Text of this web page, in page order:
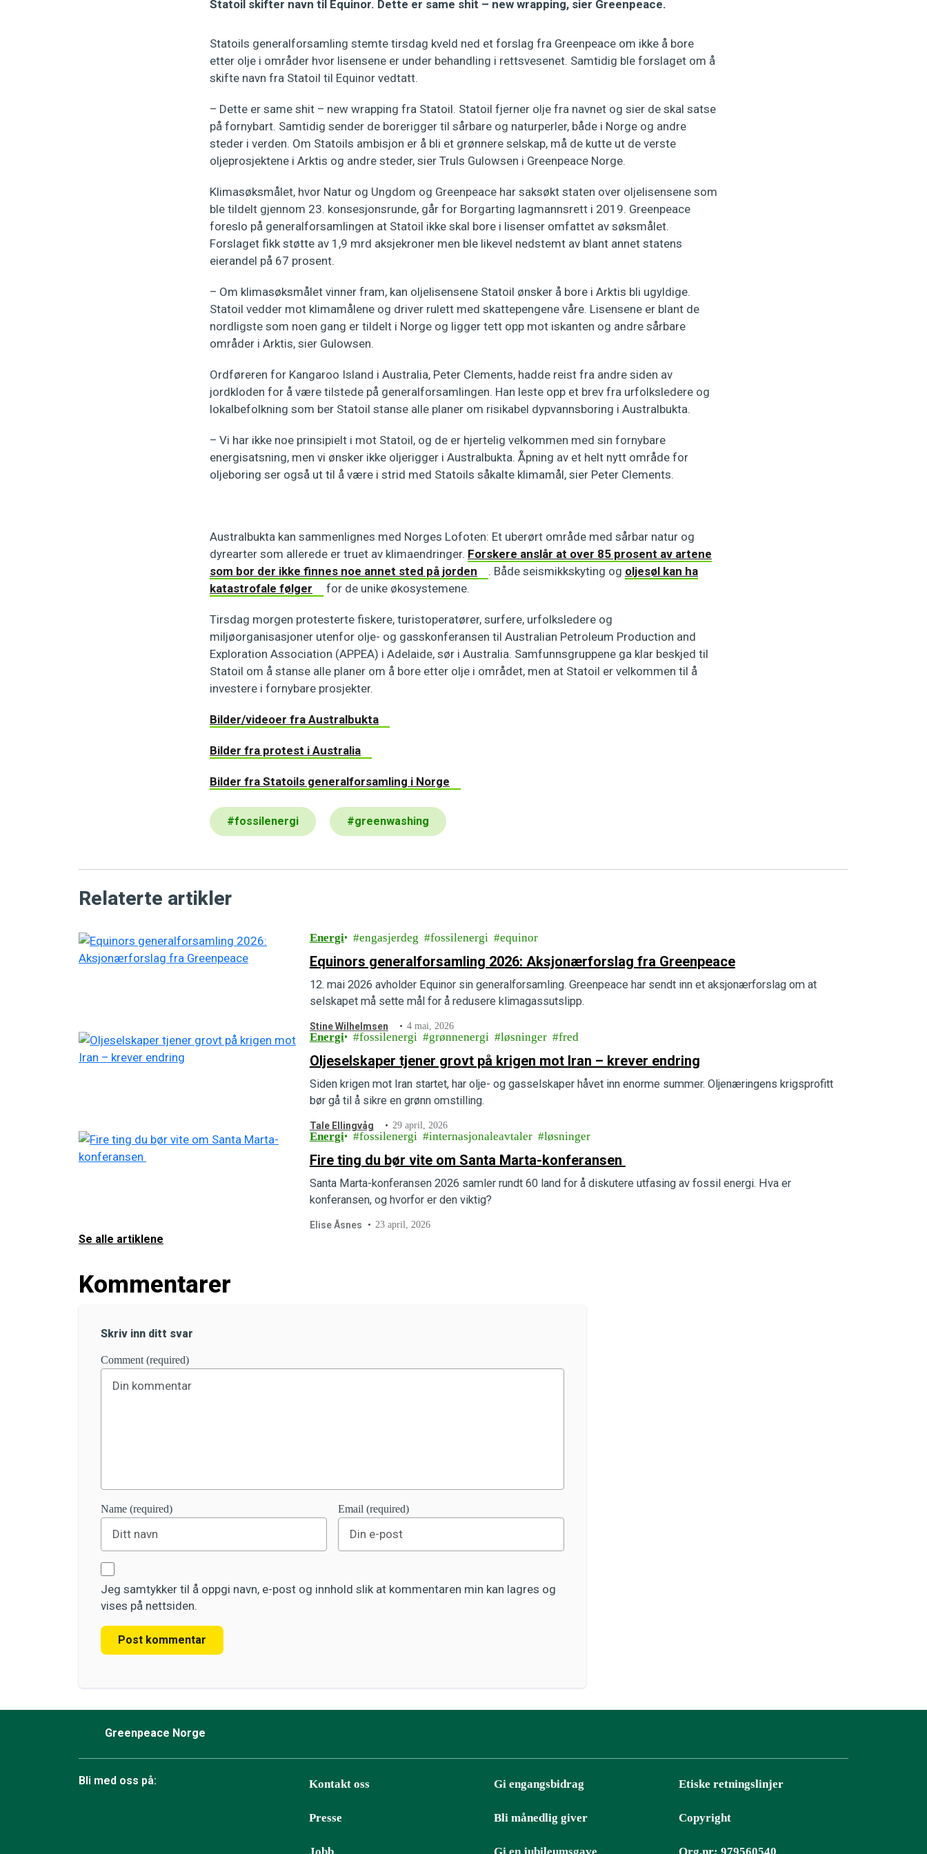
Statoil skifter navn til Equinor. Dette er same shit – new wrapping, sier Greenpeace.
Statoils generalforsamling stemte tirsdag kveld ned et forslag fra Greenpeace om ikke å bore
etter olje i områder hvor lisensene er under behandling i rettsvesenet. Samtidig ble forslaget om å
skifte navn fra Statoil til Equinor vedtatt.
– Dette er same shit – new wrapping fra Statoil. Statoil fjerner olje fra navnet og sier de skal satse
på fornybart. Samtidig sender de borerigger til sårbare og naturperler, både i Norge og andre
steder i verden. Om Statoils ambisjon er å bli et grønnere selskap, må de kutte ut de verste
oljeprosjektene i Arktis og andre steder, sier Truls Gulowsen i Greenpeace Norge.
Klimasøksmålet, hvor Natur og Ungdom og Greenpeace har saksøkt staten over oljelisensene som
ble tildelt gjennom 23. konsesjonsrunde, går for Borgarting lagmannsrett i 2019. Greenpeace
foreslo på generalforsamlingen at Statoil ikke skal bore i lisenser omfattet av søksmålet.
Forslaget fikk støtte av 1,9 mrd aksjekroner men ble likevel nedstemt av blant annet statens
eierandel på 67 prosent.
– Om klimasøksmålet vinner fram, kan oljelisensene Statoil ønsker å bore i Arktis bli ugyldige.
Statoil vedder mot klimamålene og driver rulett med skattepengene våre. Lisensene er blant de
nordligste som noen gang er tildelt i Norge og ligger tett opp mot iskanten og andre sårbare
områder i Arktis, sier Gulowsen.
Ordføreren for Kangaroo Island i Australia, Peter Clements, hadde reist fra andre siden av
jordkloden for å være tilstede på generalforsamlingen. Han leste opp et brev fra urfolksledere og
lokalbefolkning som ber Statoil stanse alle planer om risikabel dypvannsboring i Australbukta.
– Vi har ikke noe prinsipielt i mot Statoil, og de er hjertelig velkommen med sin fornybare
energisatsning, men vi ønsker ikke oljerigger i Australbukta. Åpning av et helt nytt område for
oljeboring ser også ut til å være i strid med Statoils såkalte klimamål, sier Peter Clements.
Australbukta kan sammenlignes med Norges Lofoten: Et uberørt område med sårbar natur og
dyrearter som allerede er truet av klimaendringer. Forskere anslår at over 85 prosent av artene
som bor der ikke finnes noe annet sted på jorden
. Både seismikkskyting og oljesøl kan ha
katastrofale følger
for de unike økosystemene.
Tirsdag morgen protesterte fiskere, turistoperatører, surfere, urfolksledere og
miljøorganisasjoner utenfor olje- og gasskonferansen til Australian Petroleum Production and
Exploration Association (APPEA) i Adelaide, sør i Australia. Samfunnsgruppene ga klar beskjed til
Statoil om å stanse alle planer om å bore etter olje i området, men at Statoil er velkommen til å
investere i fornybare prosjekter.
Bilder/videoer fra Australbukta
Bilder fra protest i Australia
Bilder fra Statoils generalforsamling i Norge
#fossilenergi #greenwashing
Relaterte artikler
Energi engasjerdeg fossilenergi equinor
Equinors generalforsamling 2026: Aksjonærforslag fra Greenpeace
12. mai 2026 avholder Equinor sin generalforsamling. Greenpeace har sendt inn et aksjonærforslag om at
selskapet må sette mål for å redusere klimagassutslipp.
Stine Wilhelmsen 4 mai, 2026
Energi fossilenergi grønnenergi løsninger fred
Oljeselskaper tjener grovt på krigen mot Iran – krever endring
Siden krigen mot Iran startet, har olje- og gasselskaper håvet inn enorme summer. Oljenæringens krigsprofitt
bør gå til å sikre en grønn omstilling.
Tale Ellingvåg 29 april, 2026
Energi fossilenergi internasjonaleavtaler løsninger
Fire ting du bør vite om Santa Marta-konferansen
Santa Marta-konferansen 2026 samler rundt 60 land for å diskutere utfasing av fossil energi. Hva er
konferansen, og hvorfor er den viktig?
Elise Åsnes 23 april, 2026
Se alle artiklene
Kommentarer
Skriv inn ditt svar
Comment (required)
Name (required) Email (required)
Jeg samtykker til å oppgi navn, e-post og innhold slik at kommentaren min kan lagres og
vises på nettsiden.
Post kommentar
Greenpeace Norge
Bli med oss på: Kontakt oss
Presse
Gi engangsbidrag
Bli månedlig giver
Etiske retningslinjer
Copyright